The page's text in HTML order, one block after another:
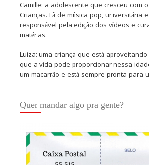
Camille: a adolescente que cresceu com o
Crianças. Fã de música pop, universitária
responsável pela edição dos vídeos e
matérias.
Luiza: uma criança que está
que a vida pode proporcionar nessa
um macarrão e está sempre pronta para
Quer mandar algo pra gente?